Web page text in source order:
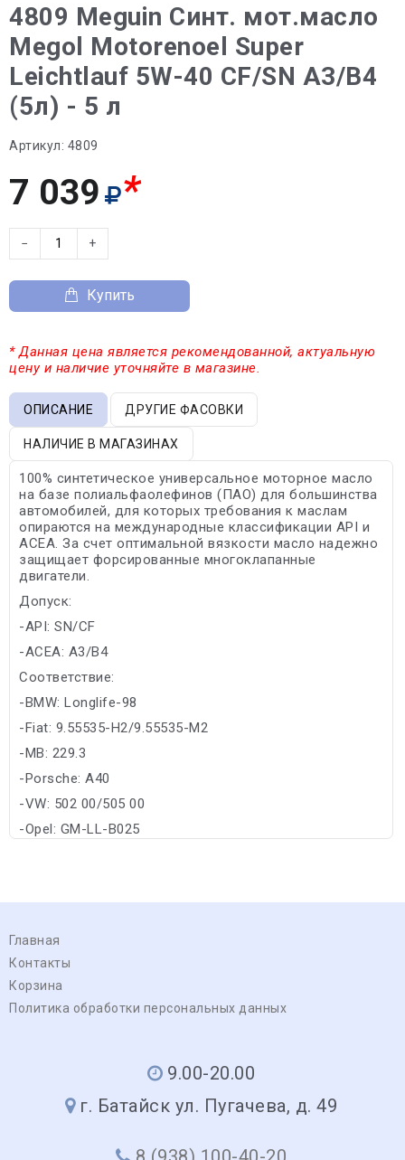
4809 Meguin Синт. мот.масло
Megol Motorenoel Super
Leichtlauf 5W-40 CF/SN A3/B4
(5л) - 5 л
Артикул: 4809
7 039 *
− +
Купить
* Данная цена является рекомендованной, актуальную
цену и наличие уточняйте в магазине.
ОПИСАНИЕ ДРУГИЕ ФАСОВКИ
НАЛИЧИЕ В МАГАЗИНАХ
100% синтетическое универсальное моторное масло
на базе полиальфаолефинов (ПАО) для большинства
автомобилей, для которых требования к маслам
опираются на международные классификации API и
ACEA. За счет оптимальной вязкости масло надежно
защищает форсированные многоклапанные
двигатели.
Допуск:
-API: SN/CF
-ACEA: A3/B4
Соответствие:
-BMW: Longlife-98
-Fiat: 9.55535-H2/9.55535-M2
-MB: 229.3
-Porsche: A40
-VW: 502 00/505 00
-Opel: GM-LL-B025
Главная
Контакты
Корзина
Политика обработки персональных данных
9.00-20.00
г. Батайск ул. Пугачева, д. 49